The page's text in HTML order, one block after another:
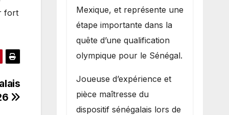
fort
Mexique, et représente une
étape importante dans la
quête d’une qualification
olympique pour le Sénégal.
Joueuse d’expérience et
pièce maîtresse du
dispositif sénégalais lors de